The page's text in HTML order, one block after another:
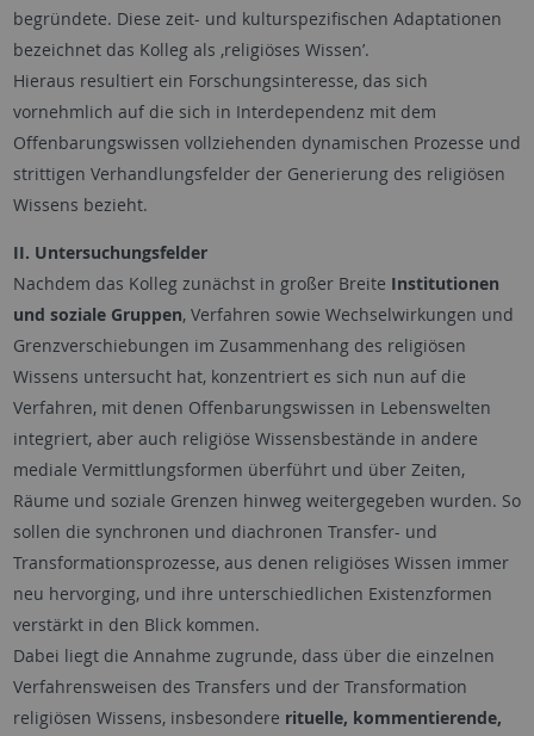
begründete. Diese zeit- und kulturspezifischen Adaptationen
bezeichnet das Kolleg als ,religiöses Wissen’.
Hieraus resultiert ein Forschungsinteresse, das sich
vornehmlich auf die sich in Interdependenz mit dem
Offenbarungswissen vollziehenden dynamischen Prozesse und
strittigen Verhandlungsfelder der Generierung des religiösen
Wissens bezieht.
II. Untersuchungsfelder
Nachdem das Kolleg zunächst in großer Breite Institutionen
und soziale Gruppen, Verfahren sowie Wechselwirkungen und
Grenzverschiebungen im Zusammenhang des religiösen
Wissens untersucht hat, konzentriert es sich nun auf die
Verfahren, mit denen Offenbarungswissen in Lebenswelten
integriert, aber auch religiöse Wissensbestände in andere
mediale Vermittlungsformen überführt und über Zeiten,
Räume und soziale Grenzen hinweg weitergegeben wurden. So
sollen die synchronen und diachronen Transfer- und
Transformationsprozesse, aus denen religiöses Wissen immer
neu hervorging, und ihre unterschiedlichen Existenzformen
verstärkt in den Blick kommen.
Dabei liegt die Annahme zugrunde, dass über die einzelnen
Verfahrensweisen des Transfers und der Transformation
religiösen Wissens, insbesondere rituelle, kommentierende,